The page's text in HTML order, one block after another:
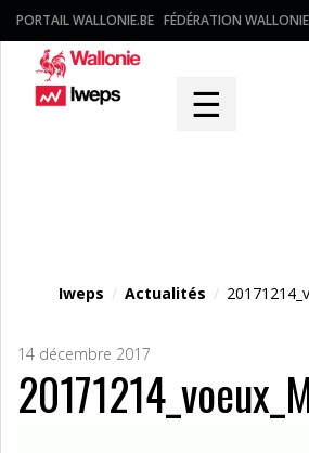
PORTAIL WALLONIE.BE FÉDÉRATION
☰
Iweps / Actualités /
14 décembre 2017